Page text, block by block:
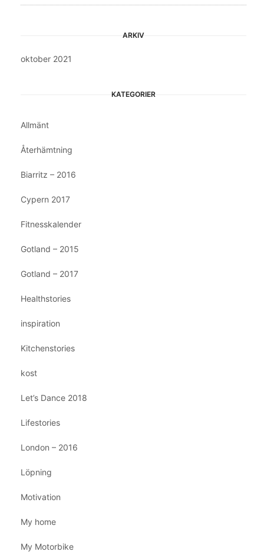
ARKIV
oktober 2021
KATEGORIER
Allmänt
Återhämtning
Biarritz – 2016
Cypern 2017
Fitnesskalender
Gotland – 2015
Gotland – 2017
Healthstories
inspiration
Kitchenstories
kost
Let’s Dance 2018
Lifestories
London – 2016
Löpning
Motivation
My home
My Motorbike